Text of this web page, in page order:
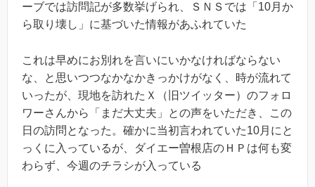
ーブでは訪問記が多数挙げられ、ＳＮＳでは「10月か
ら取り壊し」に基づいた情報があふれていた
これは早めにお別れを言いにいかなければならない
な、と思いつつなかなかきっかけがなく、時が流れて
いったが、現地を訪れたＸ（旧ツイッター）のフォロ
ワーさんから「まだ大丈夫」との声をいただき、この
日の訪問となった。確かに当初言われていた10月にと
っくに入っているが、ダイエー曽根店のＨＰは何も変
わらず、今週のチラシが入っている